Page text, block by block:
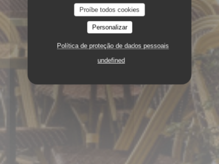
Proíbe todos cookies
Personalizar
Política de proteção de dados pessoais
undefined